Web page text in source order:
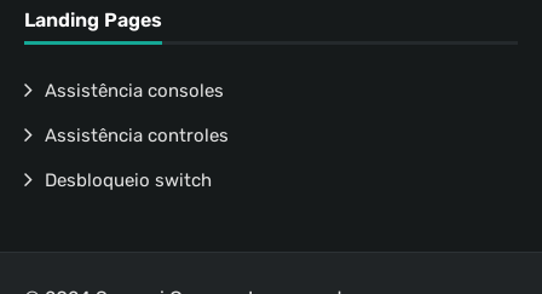
Landing Pages
Assistência consoles
Assistência controles
Desbloqueio switch